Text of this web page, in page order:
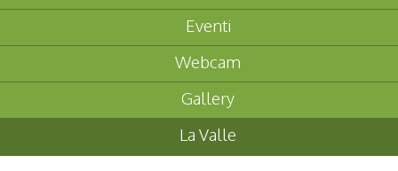
Eventi
Webcam
Gallery
La Valle